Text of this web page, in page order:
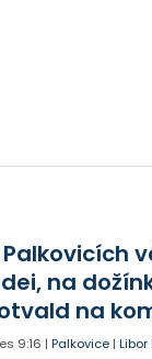
Palkovicích
na
na
9:16 |Palkovice |Libor